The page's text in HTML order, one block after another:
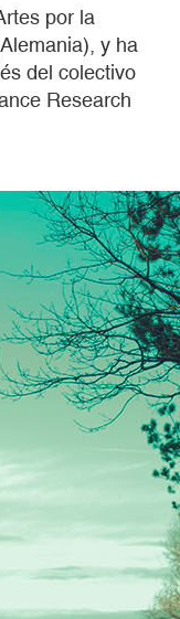
por la
y ha
del colectivo
Research